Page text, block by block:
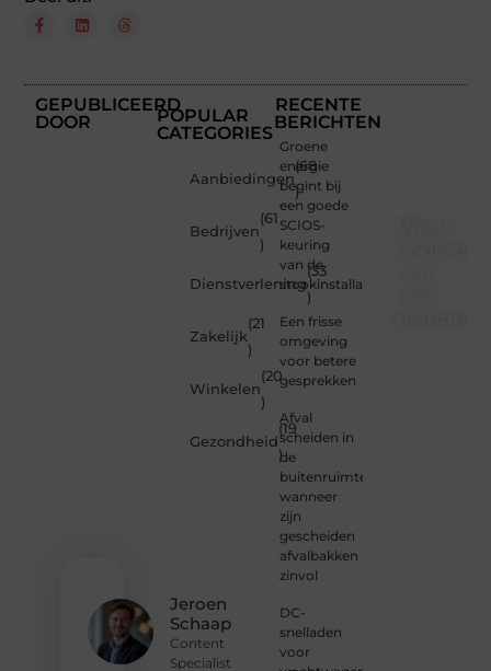
GEPUBLICEERD
DOOR
Jeroen
Schaap
Content
Specialist
POPULAR
CATEGORIES
Aanbiedingen
(68
)
Bedrijven
(61
)
Dienstverlening
(33
)
Zakelijk
(21
)
Winkelen
(20
)
Gezondheid
(19
)
RECENTE
BERICHTEN
Groene
energie
begint bij
een goede
SCIOS-
keuring
van de
stookinstallatie
Een frisse
omgeving
voor betere
gesprekken
Afval
scheiden in
de
buitenruimte:
wanneer
zijn
gescheiden
afvalbakken
zinvol
DC-
snelladen
voor